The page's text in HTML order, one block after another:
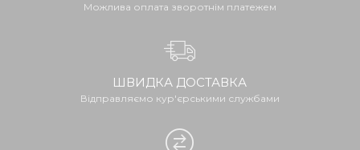
Можлива оплата зворотнім платежем
ШВИДКА ДОСТАВКА
Відправляємо кур'єрськими службами